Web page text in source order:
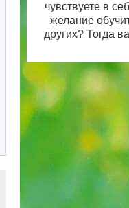
чувствуете в
желание
других? Тогда